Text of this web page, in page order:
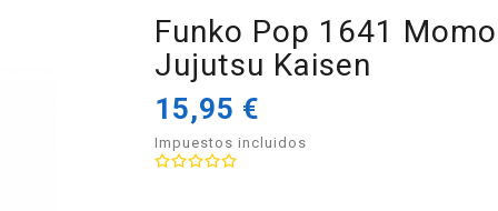
Funko Pop 1641
Jujutsu Kaisen
15,95 €
Impuestos incluidos